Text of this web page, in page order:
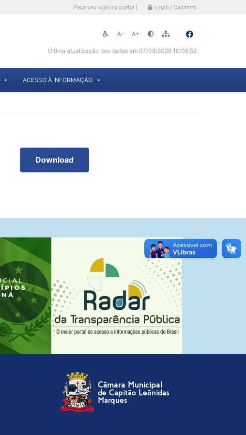
Faça seu login no portal | Login / Cadastro
A- A+
Última atualização dos dados em 07/08/2026 10:06:52
ACESSO À INFORMAÇÃO
Download